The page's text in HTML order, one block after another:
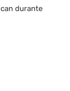
durante